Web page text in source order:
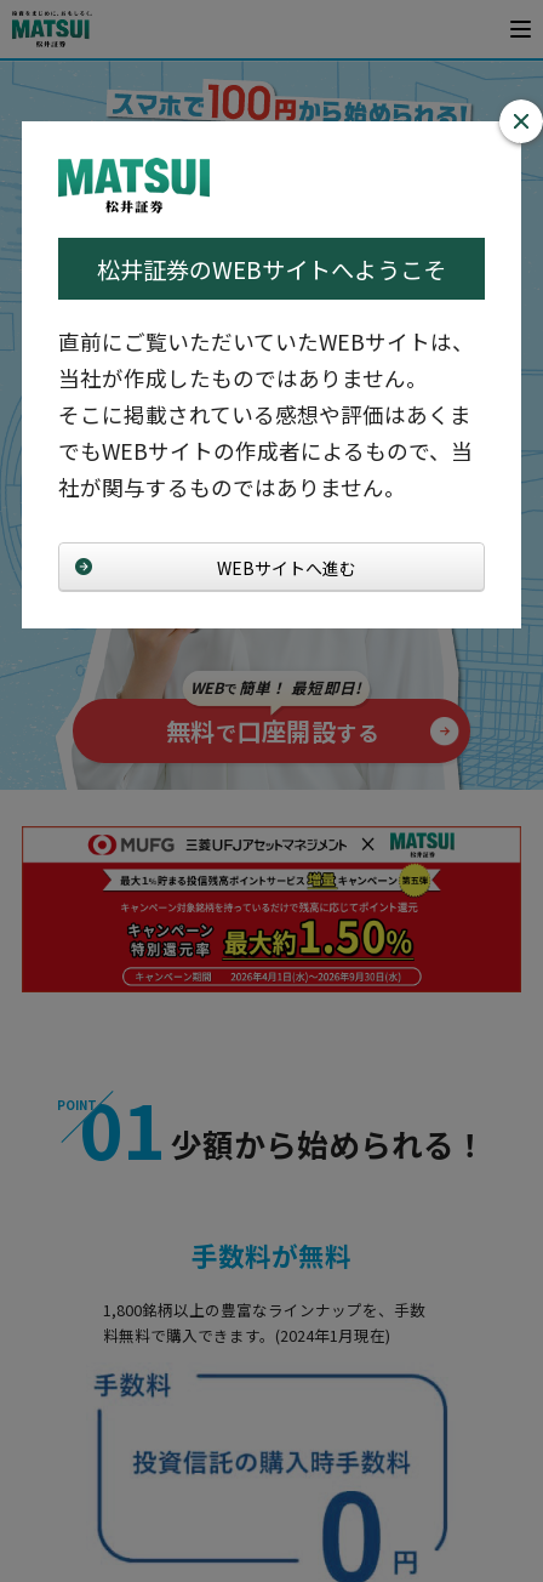
WEBで 簡単！ 最短即日!
無料で口座開設する
POINT01 少額から始められる！
手数料が無料
1,800銘柄以上の豊富なラインナップを、手数
料無料で購入できます。(2024年1月現在)
閉じ
る
松井証券のWEBサイトへようこそ
直前にご覧いただいていたWEBサイトは、
当社が作成したものではありません。
そこに掲載されている感想や評価はあくま
でもWEBサイトの作成者によるもので、当
社が関与するものではありません。
WEBサイトへ進む